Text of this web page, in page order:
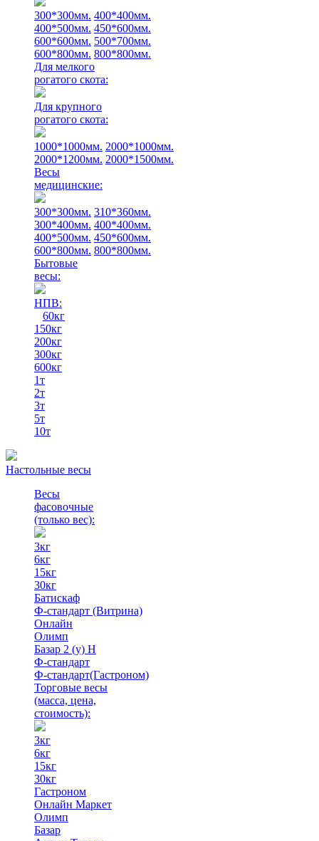
300*300мм. 400*400мм.
400*500мм. 450*600мм.
600*600мм. 500*700мм.
600*800мм. 800*800мм.
Для мелкого
рогатого скота:
Для крупного
рогатого скота:
1000*1000мм. 2000*1000мм.
2000*1200мм. 2000*1500мм.
Весы
медицинские:
300*300мм. 310*360мм.
300*400мм. 400*400мм.
400*500мм. 450*600мм.
600*800мм. 800*800мм.
Бытовые
весы:
НПВ:
60кг
150кг
200кг
300кг
600кг
1т
2т
3т
5т
10т
Настольные весы
Весы
фасовочные
(только вес):
3кг
6кг
15кг
30кг
Батискаф
Ф-стандарт (Витрина)
Онлайн
Олимп
Базар 2 (у) Н
Ф-стандарт
Ф-стандарт(Гастроном)
Торговые весы
(масса, цена,
стоимость):
3кг
6кг
15кг
30кг
Гастроном
Онлайн Маркет
Олимп
Базар